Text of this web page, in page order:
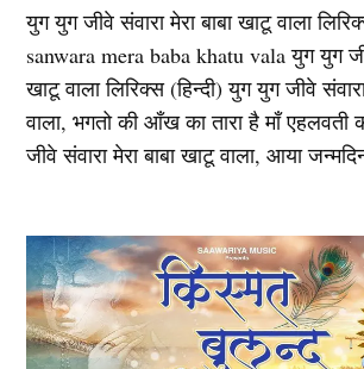
युग युग जीवे संवारा मेरा बाबा खाटू वाला
sanwara mera baba khatu vala युग युग
खाटू वाला लिरिक्स (हिन्दी) युग युग जीवे
वाला, भगतो की आँख का तारा है माँ एहलवती
जीवे संवारा मेरा बाबा खाटू वाला, आया